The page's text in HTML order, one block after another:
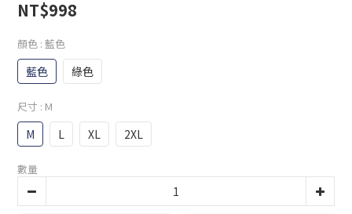
NT$998
顏色 : 藍色
藍色 綠色
尺寸 : M
M L XL 2XL
數量